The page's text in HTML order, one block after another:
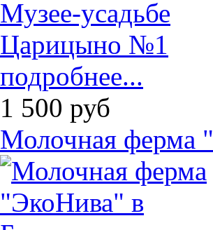
подробнее...
1 500 руб
Молочная ферма